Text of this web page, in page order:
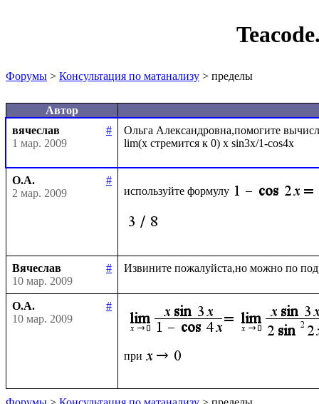
Форумы > Консультация по матанализу > пределы
Автор
вячеслав
#
1 мар. 2009
Ольга Александровна,помогите
О.А.
#
2 мар. 2009
используйте формулу
Вячеслав
#
10 мар. 2009
О.А.
#
10 мар. 2009
при